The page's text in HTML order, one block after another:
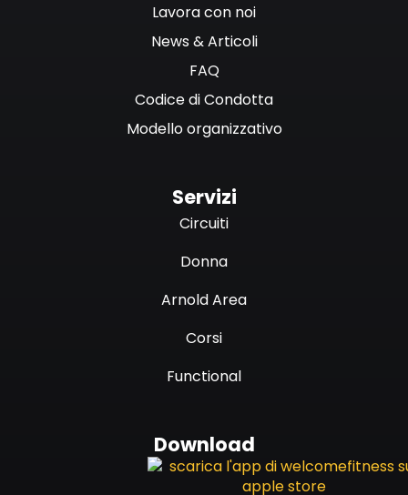
Lavora con noi
News & Articoli
FAQ
Codice di Condotta
Modello organizzativo
Servizi
Circuiti
Donna
Arnold Area
Corsi
Functional
Download